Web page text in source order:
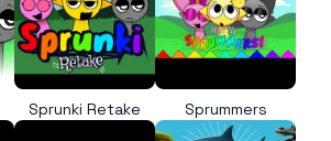
Sprunki Retake Sprummers